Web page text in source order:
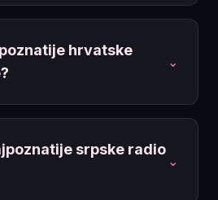
hrvatske
⌄
srpske radio
⌄